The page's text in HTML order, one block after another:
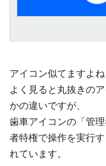
アイコン似てますよね
よく見ると丸抜きの
かの違いですが、
歯車アイコンの「管
者特権で操作を実行
れています。